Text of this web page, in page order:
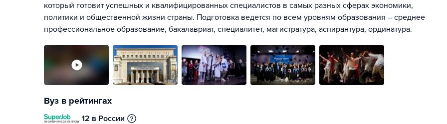
который готовит успешных и квалифицированных специалистов в самых разных сферах экономики,
политики и общественной жизни страны. Подготовка ведется по всем уровням образования – среднее
профессиональное образование, бакалавриат, специалитет, магистратура, аспирантура, ординатура.
Вуз в рейтингах
12 в России